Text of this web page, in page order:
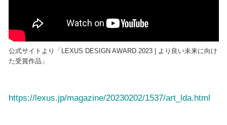
公式サイトより「LEXUS DESIGN AWARD 2023 | より良い未来に向け
た受賞作品」
https://lexus.jp/magazine/20230202/1537/art_lda.html